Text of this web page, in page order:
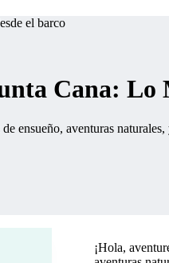
Cana: Lo
ensueño, aventuras
¡Hola,